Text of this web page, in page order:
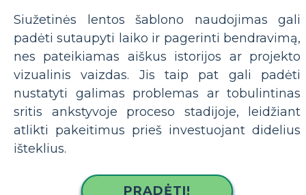
Siužetinės lentos šablono naudojimas gali
padėti sutaupyti laiko ir pagerinti bendravimą,
nes pateikiamas aiškus istorijos ar projekto
vizualinis vaizdas. Jis taip pat gali padėti
nustatyti galimas problemas ar tobulintinas
sritis ankstyvoje proceso stadijoje, leidžiant
atlikti pakeitimus prieš investuojant didelius
išteklius.
PRADĖTI!